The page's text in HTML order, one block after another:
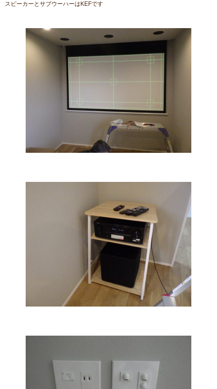
スピーカーとサブウーハーはKEFです